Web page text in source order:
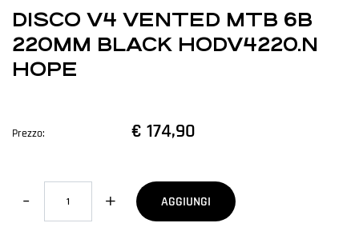
DISCO V4 VENTED MTB 6B
220MM BLACK HODV4220.N
HOPE
Prezzo: € 174,90
Quantità
AGGIUNGI